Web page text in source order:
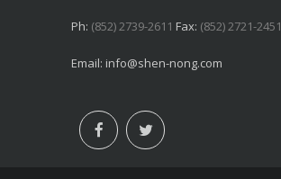
Ph: (852) 2739-2611 Fax: (852) 2721-2451
Email: info@shen-nong.com